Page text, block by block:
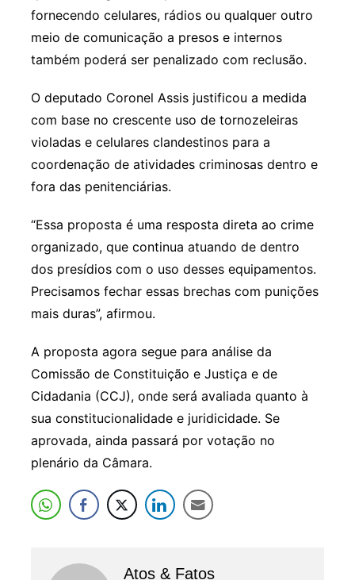
fornecendo celulares, rádios ou qualquer outro
meio de comunicação a presos e internos
também poderá ser penalizado com reclusão.
O deputado Coronel Assis justificou a medida
com base no crescente uso de tornozeleiras
violadas e celulares clandestinos para a
coordenação de atividades criminosas dentro e
fora das penitenciárias.
“Essa proposta é uma resposta direta ao crime
organizado, que continua atuando de dentro
dos presídios com o uso desses equipamentos.
Precisamos fechar essas brechas com punições
mais duras”, afirmou.
A proposta agora segue para análise da
Comissão de Constituição e Justiça e de
Cidadania (CCJ), onde será avaliada quanto à
sua constitucionalidade e juridicidade. Se
aprovada, ainda passará por votação no
plenário da Câmara.
Atos & Fatos